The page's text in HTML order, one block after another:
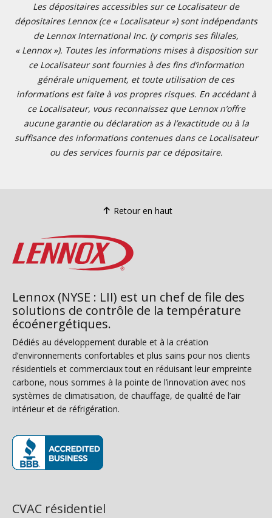
Les dépositaires accessibles sur ce Localisateur de
dépositaires Lennox (ce « Localisateur ») sont indépendants
de Lennox International Inc. (y compris ses filiales,
« Lennox »). Toutes les informations mises à disposition sur
ce Localisateur sont fournies à des fins d’information
générale uniquement, et toute utilisation de ces
informations est faite à vos propres risques. En accédant à
ce Localisateur, vous reconnaissez que Lennox n’offre
aucune garantie ou déclaration as à l’exactitude ou à la
suffisance des informations contenues dans ce Localisateur
ou des services fournis par ce dépositaire.
Retour en haut
Lennox (NYSE : LII) est un chef de file des
solutions de contrôle de la température
écoénergétiques.
Dédiés au développement durable et à la création
d’environnements confortables et plus sains pour nos clients
résidentiels et commerciaux tout en réduisant leur empreinte
carbone, nous sommes à la pointe de l’innovation avec nos
systèmes de climatisation, de chauffage, de qualité de l’air
intérieur et de réfrigération.
CVAC résidentiel